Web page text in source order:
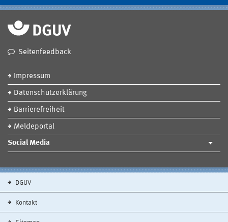
Seitenfeedback
Impressum
Datenschutzerklärung
Barrierefreiheit
Meldeportal
Social Media
DGUV
Kontakt